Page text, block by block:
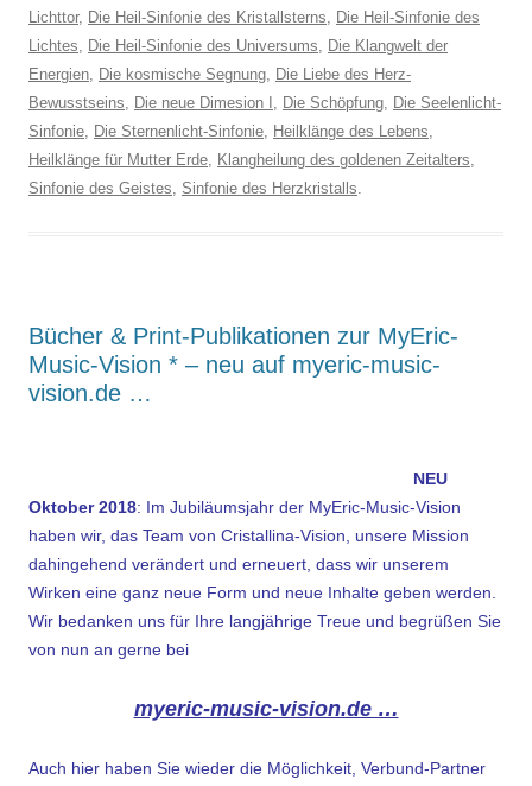
Lichttor, Die Heil-Sinfonie des Kristallsterns, Die Heil-Sinfonie des
Lichtes, Die Heil-Sinfonie des Universums, Die Klangwelt der
Energien, Die kosmische Segnung, Die Liebe des Herz-
Bewusstseins, Die neue Dimesion I , Die Schöpfung, Die Seelenlicht-
Sinfonie, Die Sternenlicht-Sinfonie, Heilklänge des Lebens,
Heilklänge für Mutter Erde, Klangheilung des goldenen Zeitalters,
Sinfonie des Geistes, Sinfonie des Herzkristalls.
Bücher & Print-Publikationen zur MyEric-
Music-Vision * – neu auf myeric-music-
vision.de …
NEU
Oktober 2018: Im Jubiläumsjahr der MyEric-Music-Vision
haben wir, das Team von Cristallina-Vision, unsere Mission
dahingehend verändert und erneuert, dass wir unserem
Wirken eine ganz neue Form und neue Inhalte geben werden.
Wir bedanken uns für Ihre langjährige Treue und begrüßen Sie
von nun an gerne bei
myeric-music-vision.de …
Auch hier haben Sie wieder die Möglichkeit, Verbund-Partner